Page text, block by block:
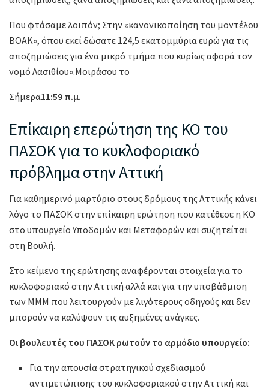
Που φτάσαμε λοιπόν; Στην «κανονικοποίηση του μοντέλου
ΒΟΑΚ», όπου εκεί δώσατε 124,5 εκατομμύρια ευρώ για τις
αποζημιώσεις για ένα μικρό τμήμα που κυρίως αφορά τον
νομό Λασιθίου».Μοιράσου το
Σήμερα11:59 π.μ.
Επίκαιρη επερώτηση της ΚΟ του
ΠΑΣΟΚ για το κυκλοφοριακό
πρόβλημα στην Αττική
Για καθημερινό μαρτύριο στους δρόμους της Αττικής κάνει
λόγο το ΠΑΣΟΚ στην επίκαιρη ερώτηση που κατέθεσε η ΚΟ
στο υπουργείο Υποδομών και Μεταφορών και συζητείται
στη Βουλή.
Στο κείμενο της ερώτησης αναφέρονται στοιχεία για το
κυκλοφοριακό στην Αττική αλλά και για την υποβάθμιση
των ΜΜΜ που λειτουργούν με λιγότερους οδηγούς και δεν
μπορούν να καλύψουν τις αυξημένες ανάγκες.
Οι βουλευτές του ΠΑΣΟΚ ρωτούν το αρμόδιο υπουργείο:
Για την απουσία στρατηγικού σχεδιασμού
αντιμετώπισης του κυκλοφοριακού στην Αττική και